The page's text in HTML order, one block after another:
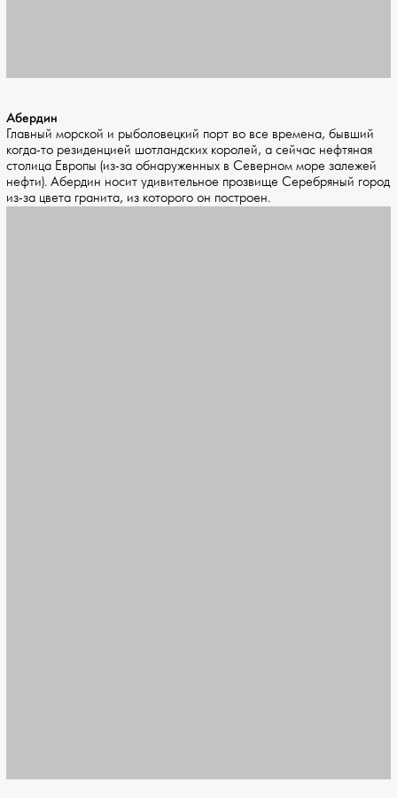
Абердин
Главный морской и рыболовецкий порт во все времена, бывший
когда-то резиденцией шотландских королей, а сейчас нефтяная
столица Европы (из-за обнаруженных в Северном море залежей
нефти). Абердин носит удивительное прозвище Серебряный город
из-за цвета гранита, из которого он построен.